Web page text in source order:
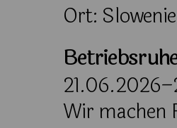
Ort:
Wir machen